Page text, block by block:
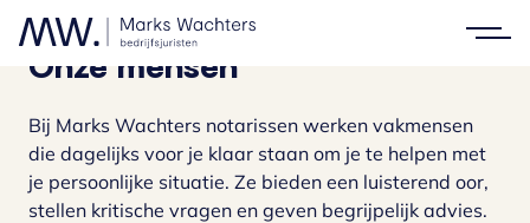
Onze mensen
Bij Marks Wachters notarissen werken vakmensen
die dagelijks voor je klaar staan om je te helpen met
je persoonlijke situatie. Ze bieden een luisterend oor,
stellen kritische vragen en geven begrijpelijk advies.